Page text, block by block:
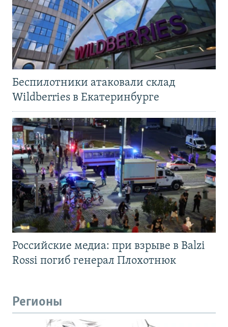
Беспилотники атаковали склад
Wildberries в Екатеринбурге
Российские медиа: при взрыве в Balzi
Rossi погиб генерал Плохотнюк
Регионы